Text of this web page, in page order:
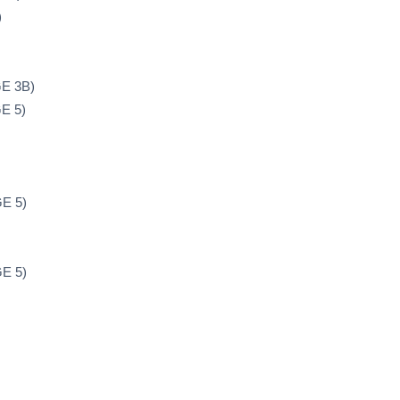
3B)
5)
5)
5)